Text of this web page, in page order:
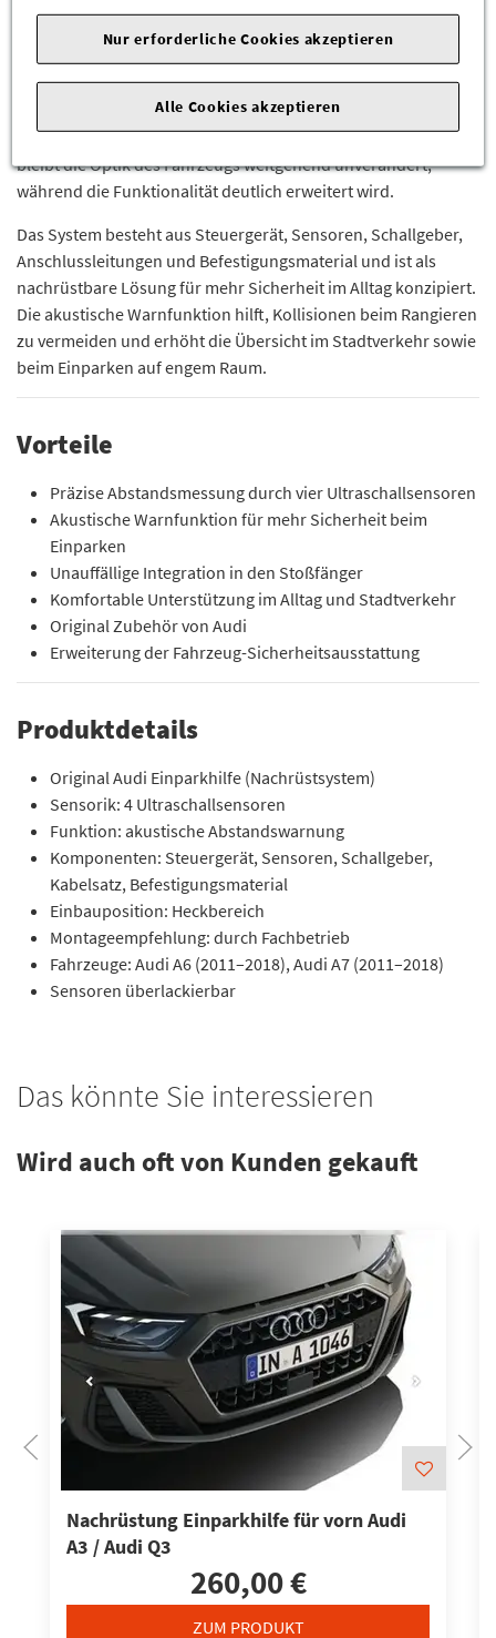
Hindernissen im Heckbereich präzise messen und den Fahrer
akustisch warnen.
Die Sensoren lassen sich optisch dezent in den Stoßfänger
integrieren und können bei Bedarf lackiert werden, sodass sie
sich harmonisch in das Fahrzeugdesign einfügen. Dadurch
bleibt die Optik des Fahrzeugs weitgehend unverändert,
während die Funktionalität deutlich erweitert wird.
Das System besteht aus Steuergerät, Sensoren, Schallgeber,
Anschlussleitungen und Befestigungsmaterial und ist als
nachrüstbare Lösung für mehr Sicherheit im Alltag konzipiert.
Die akustische Warnfunktion hilft, Kollisionen beim Rangieren
zu vermeiden und erhöht die Übersicht im Stadtverkehr sowie
beim Einparken auf engem Raum.
Vorteile
Präzise Abstandsmessung durch vier Ultraschallsensoren
Akustische Warnfunktion für mehr Sicherheit beim
Einparken
Unauffällige Integration in den Stoßfänger
Komfortable Unterstützung im Alltag und Stadtverkehr
Original Zubehör von Audi
Erweiterung der Fahrzeug-Sicherheitsausstattung
Produktdetails
Original Audi Einparkhilfe (Nachrüstsystem)
Sensorik: 4 Ultraschallsensoren
Funktion: akustische Abstandswarnung
Komponenten: Steuergerät, Sensoren, Schallgeber,
Kabelsatz, Befestigungsmaterial
Einbauposition: Heckbereich
Montageempfehlung: durch Fachbetrieb
Fahrzeuge: Audi A6 (2011–2018), Audi A7 (2011–2018)
Sensoren überlackierbar
Das könnte Sie interessieren
Wird auch oft von Kunden gekauft
Nachrüstung Einparkhilfe für vorn Audi
A3 / Audi Q3
260,00 €
ZUM PRODUKT
Nur erforderliche Cookies akzeptieren
Alle Cookies akzeptieren